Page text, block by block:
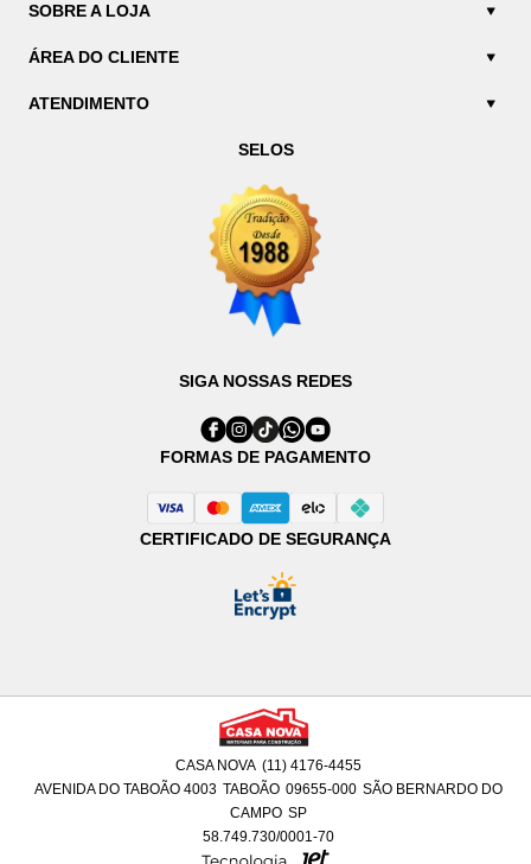
SOBRE A LOJA
ÁREA DO CLIENTE
ATENDIMENTO
SELOS
SIGA NOSSAS REDES
FORMAS DE PAGAMENTO
CERTIFICADO DE SEGURANÇA
CASA NOVA (11) 4176-4455
AVENIDA DO TABOÃO 4003 TABOÃO 09655-000 SÃO BERNARDO DO
CAMPO SP
58.749.730/0001-70